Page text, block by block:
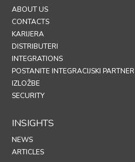
ABOUT US
CONTACTS
KARIJERA
DISTRIBUTERI
INTEGRATIONS
POSTANITE INTEGRACIJSKI PARTNER
IZLOŽBE
SECURITY
INSIGHTS
NEWS
ARTICLES